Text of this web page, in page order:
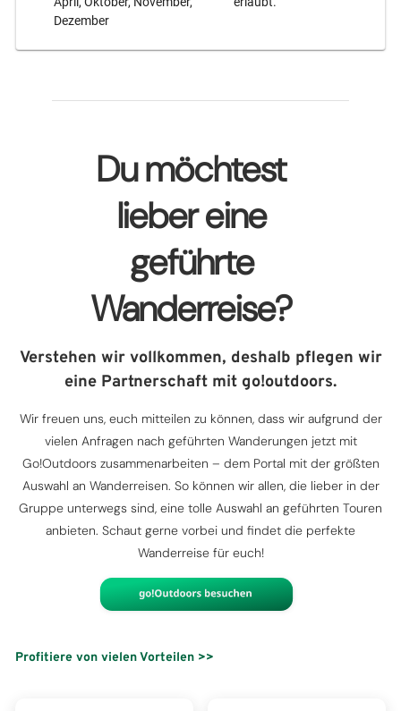
Dezember
Du möchtest
lieber eine
geführte
Wanderreise?
Verstehen wir vollkommen, deshalb pflegen wir
eine Partnerschaft mit go!outdoors.
Wir freuen uns, euch mitteilen zu können, dass wir aufgrund der
vielen Anfragen nach geführten Wanderungen jetzt mit
Go!Outdoors zusammenarbeiten – dem Portal mit der größten
Auswahl an Wanderreisen. So können wir allen, die lieber in der
Gruppe unterwegs sind, eine tolle Auswahl an geführten Touren
anbieten. Schaut gerne vorbei und findet die perfekte
Wanderreise für euch!
Profitiere von vielen Vorteilen >>